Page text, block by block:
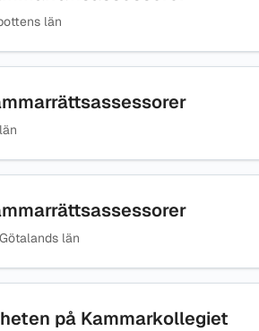
län
län
på Kammarkollegiet